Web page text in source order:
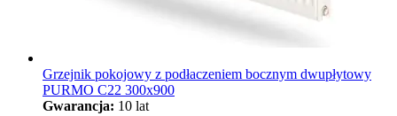
Grzejnik pokojowy z podłaczeniem bocznym dwupłytowy
PURMO C22 300x900
Gwarancja: 10 lat